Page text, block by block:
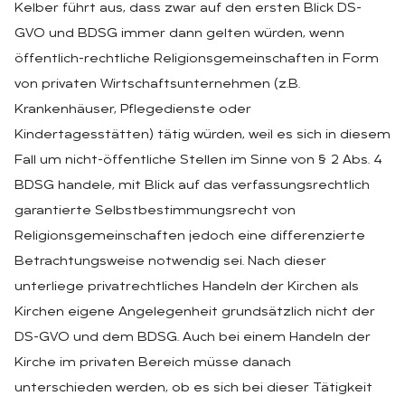
Kelber führt aus, dass zwar auf den ersten Blick DS-
GVO und BDSG immer dann gelten würden, wenn
öffentlich-rechtliche Religionsgemeinschaften in Form
von privaten Wirtschaftsunternehmen (z.B.
Krankenhäuser, Pflegedienste oder
Kindertagesstätten) tätig würden, weil es sich in diesem
Fall um nicht-öffentliche Stellen im Sinne von § 2 Abs. 4
BDSG handele, mit Blick auf das verfassungsrechtlich
garantierte Selbstbestimmungsrecht von
Religionsgemeinschaften jedoch eine differenzierte
Betrachtungsweise notwendig sei. Nach dieser
unterliege privatrechtliches Handeln der Kirchen als
Kirchen eigene Angelegenheit grundsätzlich nicht der
DS-GVO und dem BDSG. Auch bei einem Handeln der
Kirche im privaten Bereich müsse danach
unterschieden werden, ob es sich bei dieser Tätigkeit